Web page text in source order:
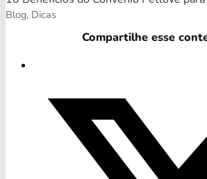
Blog, Dicas
Compartilhe esse